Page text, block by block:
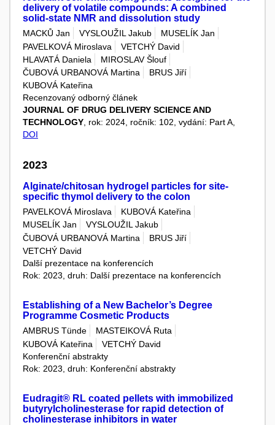
delivery of volatile compounds: A combined
solid-state NMR and dissolution study
MACKŮ Jan VYSLOUŽIL Jakub
MUSELÍK Jan
PAVELKOVÁ Miroslava
VETCHÝ David
HLAVATÁ Daniela
MIROSLAV Šlouf
ČUBOVÁ URBANOVÁ Martina
BRUS Jiří
KUBOVÁ Kateřina
Recenzovaný odborný článek
JOURNAL OF DRUG DELIVERY SCIENCE AND
TECHNOLOGY, rok: 2024, ročník: 102, vydání: Part A,
DOI
2023
Alginate/chitosan hydrogel particles for site-
specific thymol delivery to the colon
PAVELKOVÁ Miroslava
KUBOVÁ Kateřina
MUSELÍK Jan
VYSLOUŽIL Jakub
ČUBOVÁ URBANOVÁ Martina
BRUS Jiří
VETCHÝ David
Další prezentace na konferencích
Rok: 2023, druh: Další prezentace na konferencích
Establishing of a New Bachelor’s Degree
Programme Cosmetic Products
AMBRUS Tünde
MASTEIKOVÁ Ruta
KUBOVÁ Kateřina
VETCHÝ David
Konferenční abstrakty
Rok: 2023, druh: Konferenční abstrakty
Eudragit® RL coated pellets with immobilized
butyrylcholinesterase for rapid detection of
cholinesterase inhibitors in water